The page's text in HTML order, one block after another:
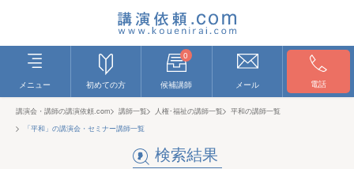
メニュー 初めての方
0
候補講師 メール 電話
講演会・講師の講演依頼.com 講師一覧 人権･福祉の講師一覧
平和の講師一覧
「平和」の講演会・セミナー講師一覧
検索結果